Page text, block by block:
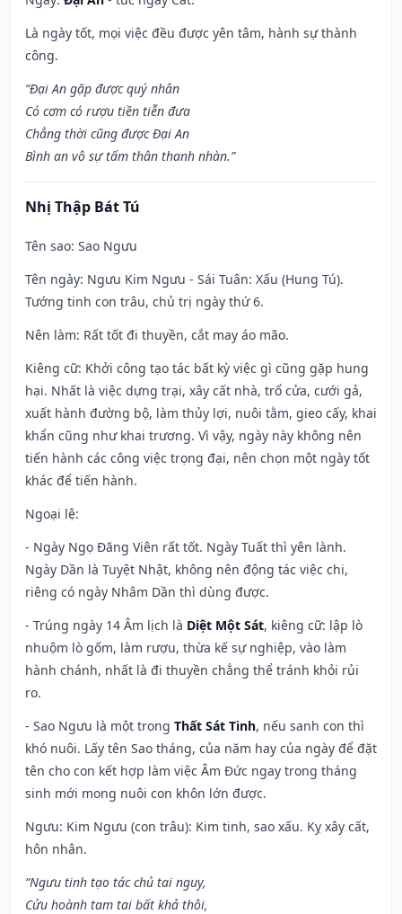
Là ngày tốt, mọi việc đều được yên tâm, hành sự thành
công.
“Đại An gặp được quý nhân
Có cơm có rượu tiền tiễn đưa
Chẳng thời cũng được Đại An
Bình an vô sự tấm thân thanh nhàn.”
Nhị Thập Bát Tú
Tên sao: Sao Ngưu
Tên ngày: Ngưu Kim Ngưu - Sái Tuân: Xấu (Hung Tú).
Tướng tinh con trâu, chủ trị ngày thứ 6.
Nên làm: Rất tốt đi thuyền, cắt may áo mão.
Kiêng cữ: Khởi công tạo tác bất kỳ việc gì cũng gặp hung
hại. Nhất là việc dựng trại, xây cất nhà, trổ cửa, cưới gả,
xuất hành đường bộ, làm thủy lợi, nuôi tằm, gieo cấy, khai
khẩn cũng như khai trương. Vì vậy, ngày này không nên
tiến hành các công việc trọng đại, nên chọn một ngày tốt
khác để tiến hành.
Ngoại lệ:
- Ngày Ngọ Đăng Viên rất tốt. Ngày Tuất thì yên lành.
Ngày Dần là Tuyệt Nhật, không nên động tác việc chi,
riêng có ngày Nhâm Dần thì dùng được.
- Trúng ngày 14 Âm lịch là Diệt Một Sát, kiêng cữ: lập lò
nhuộm lò gốm, làm rượu, thừa kế sự nghiệp, vào làm
hành chánh, nhất là đi thuyền chẳng thể tránh khỏi rủi
ro.
- Sao Ngưu là một trong Thất Sát Tinh, nếu sanh con thì
khó nuôi. Lấy tên Sao tháng, của năm hay của ngày để đặt
tên cho con kết hợp làm việc Âm Đức ngay trong tháng
sinh mới mong nuôi con khôn lớn được.
Ngưu: Kim Ngưu (con trâu): Kim tinh, sao xấu. Kỵ xây cất,
hôn nhân.
“Ngưu tinh tạo tác chủ tai nguy,
Cửu hoành tam tai bất khả thôi,